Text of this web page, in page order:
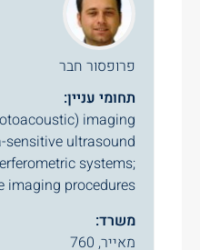
פרופסור חבר
תחומי עניין:
imaging
sensitive ultrasound
systems;
procedures.
משרד:
מאייר, 760